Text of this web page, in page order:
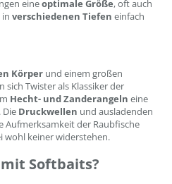
eineoptimale Größe, oft auch
verschiedenen Tiefen einfach
Körper und einem großen
sich Twister als Klassiker der
Hecht- und Zanderangeln eine
Die Druckwellen und ausladenden
Aufmerksamkeit der Raubfische
wohl keiner widerstehen.
Softbaits?